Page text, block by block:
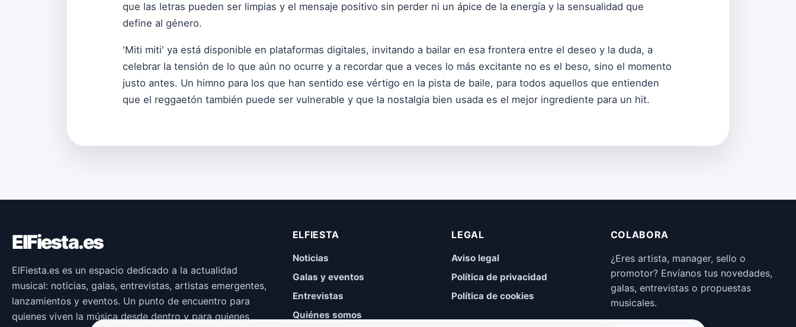
que las letras pueden ser limpias y el mensaje positivo sin perder ni un ápice de la energía y la sensualidad que
define al género.
'Miti miti' ya está disponible en plataformas digitales, invitando a bailar en esa frontera entre el deseo y la duda, a
celebrar la tensión de lo que aún no ocurre y a recordar que a veces lo más excitante no es el beso, sino el momento
justo antes. Un himno para los que han sentido ese vértigo en la pista de baile, para todos aquellos que entienden
que el reggaetón también puede ser vulnerable y que la nostalgia bien usada es el mejor ingrediente para un hit.
ElFiesta.es
ElFiesta.es es un espacio dedicado a la actualidad
musical: noticias, galas, entrevistas, artistas emergentes,
lanzamientos y eventos. Un punto de encuentro para
quienes viven la música desde dentro y para quienes
ELFIESTA
Noticias
Galas y eventos
Entrevistas
Quiénes somos
LEGAL
Aviso legal
Política de privacidad
Política de cookies
COLABORA
¿Eres artista, manager, sello o
promotor? Envíanos tus novedades,
galas, entrevistas o propuestas
musicales.